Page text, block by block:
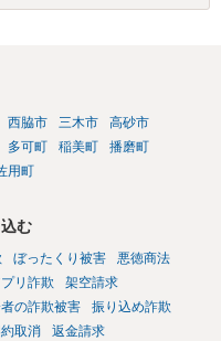
制される可能性は低いとい
西脇市 三木市
高砂市
多可町 稲美町
播磨町
用町
む
ぼったくり被害
悪徳商法
リ詐欺
架空請求
の詐欺被害
振り込め詐欺
取消
返金請求